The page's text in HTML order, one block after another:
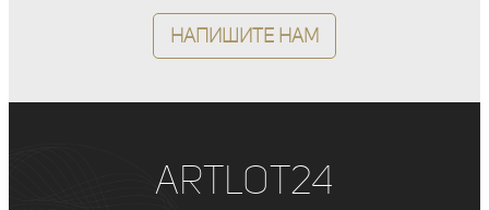
Напишите нам
ArtLot24